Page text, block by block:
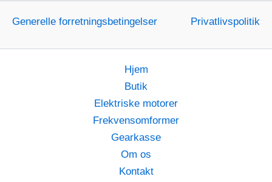
Generelle forretningsbetingelser Privatlivspolitik
Hjem
Butik
Elektriske motorer
Frekvensomformer
Gearkasse
Om os
Kontakt